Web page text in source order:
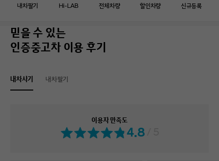
내차팔기 Hi-LAB 전체차량 할인차량 신규등록
믿을 수 있는
인증중고차 이용 후기
내차사기 내차팔기
이용자 만족도
4.8